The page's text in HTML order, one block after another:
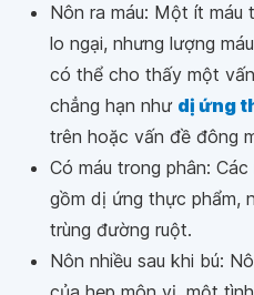
Nôn ra máu: Một ít máu
lo ngại, nhưng lượng
có thể cho thấy một
chẳng hạn như dị ứng
trên hoặc vấn đề đông
Có máu trong phân:
gồm dị ứng thực phẩm,
trùng đường ruột.
Nôn nhiều sau khi bú: